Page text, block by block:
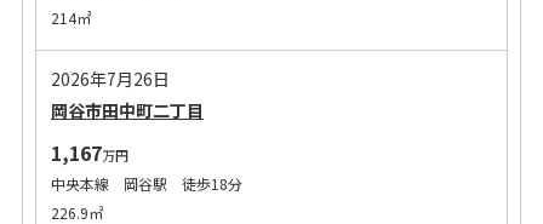
214㎡
2026年7月26日
岡谷市田中町二丁目
1,167万円
中央本線 岡谷駅 徒歩18分
226.9㎡